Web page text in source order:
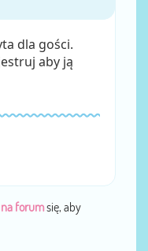
dla gości.
aby ją
forumsię, aby